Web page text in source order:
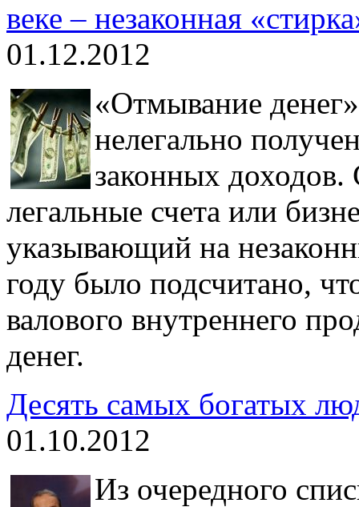
веке – незаконная
01.12.2012
«Отмывание
нелегально
законных доходов.
легальные счета или
указывающий на
году было подсчитано,
валового внутреннего
денег.
Десять самых богатых
01.10.2012
Из очередного